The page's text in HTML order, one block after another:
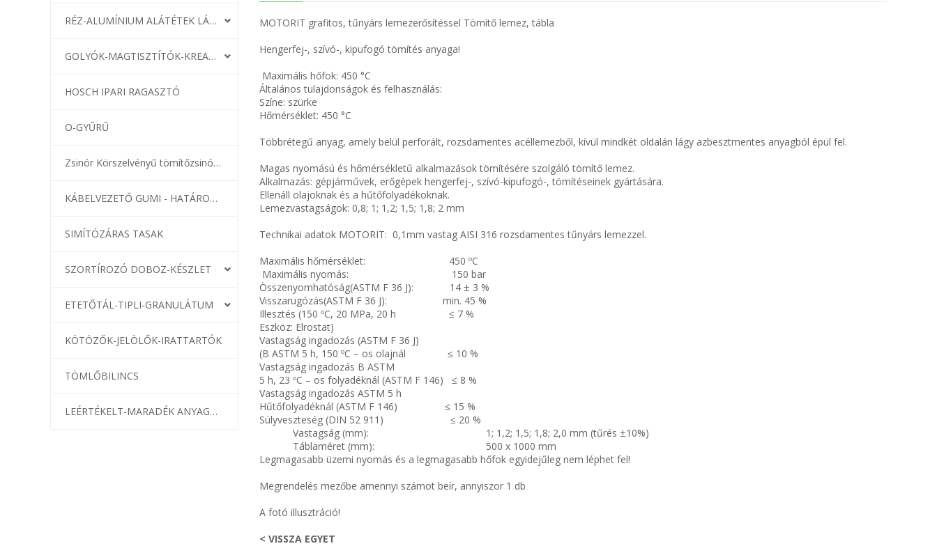
RÉZ-ALUMÍNIUM ALÁTÉTEK LÁGYÍTVA
GOLYÓK-MAGTISZTÍTÓK-KREATÍV
HOSCH IPARI RAGASZTÓ
O-GYŰRŰ
Zsinór Körszelvényű tömítőzsinórok
KÁBELVEZETŐ GUMI - HATÁROLÓK
SIMÍTÓZÁRAS TASAK
SZORTÍROZÓ DOBOZ-KÉSZLET
ETETŐTÁL-TIPLI-GRANULÁTUM
KÖTÖZŐK-JELÖLŐK-IRATTARTÓK
TÖMLŐBILINCS
LEÉRTÉKELT-MARADÉK ANYAGOK
MOTORIT grafitos, tűnyárs lemezerősítéssel Tömítő lemez, tábla
Hengerfej-, szívó-, kipufogó tömítés anyaga!
Maximális hőfok: 450 °C
Általános tulajdonságok és felhasználás:
Színe: szürke
Hőmérséklet: 450 °C
Többrétegű anyag, amely belül perforált, rozsdamentes acéllemezből, kívül mindkét oldalán lágy azbesztmentes anyagból épül fel.
Magas nyomású és hőmérsékletű alkalmazások tömítésére szolgáló tömítő lemez.
Alkalmazás: gépjárművek, erőgépek hengerfej-, szívó-kipufogó-, tömítéseinek gyártására.
Ellenáll olajoknak és a hűtőfolyadékoknak.
Lemezvastagságok: 0,8; 1; 1,2; 1,5; 1,8; 2 mm
Technikai adatok MOTORIT: 0,1mm vastag AISI 316 rozsdamentes tűnyárs lemezzel.
Maximális hőmérséklet: 450 ºC
Maximális nyomás: 150 bar
Összenyomhatóság(ASTM F 36 J): 14 ± 3 %
Visszarugózás(ASTM F 36 J): min. 45 %
Illesztés (150 ºC, 20 MPa, 20 h ≤ 7 %
Eszköz: Elrostat)
Vastagság ingadozás (ASTM F 36 J)
(B ASTM 5 h, 150 ºC – os olajnál ≤ 10 %
Vastagság ingadozás B ASTM
5 h, 23 ºC – os folyadéknál (ASTM F 146) ≤ 8 %
Vastagság ingadozás ASTM 5 h
Hűtőfolyadéknál (ASTM F 146) ≤ 15 %
Súlyveszteség (DIN 52 911) ≤ 20 %
Vastagság (mm): 1; 1,2; 1,5; 1,8; 2,0 mm (tűrés ±10%)
Táblaméret (mm): 500 x 1000 mm
Legmagasabb üzemi nyomás és a legmagasabb hőfok egyidejűleg nem léphet fel!
Megrendelés mezőbe amennyi számot beír, annyiszor 1 db
A fotó illusztráció!
< VISSZA EGYET